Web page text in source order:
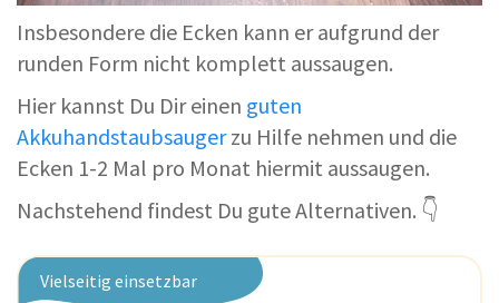
Insbesondere die Ecken kann er aufgrund der
runden Form nicht komplett aussaugen.
Hier kannst Du Dir einen guten
Akkuhandstaubsaugerzu Hilfe nehmen und die
Ecken 1-2 Mal pro Monat hiermit aussaugen.
Nachstehend findest Du gute Alternativen. 👇
Vielseitig einsetzbar